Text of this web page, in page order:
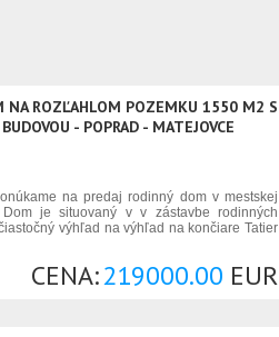
NA ROZĽAHLOM POZEMKU 1550 M2 S
- POPRAD - MATEJOVCE
na predaj rodinný dom v mestskej
je situovaný v v zástavbe rodinných
výhľad na výhľad na končiare Tatier
CENA:219000.00 EUR